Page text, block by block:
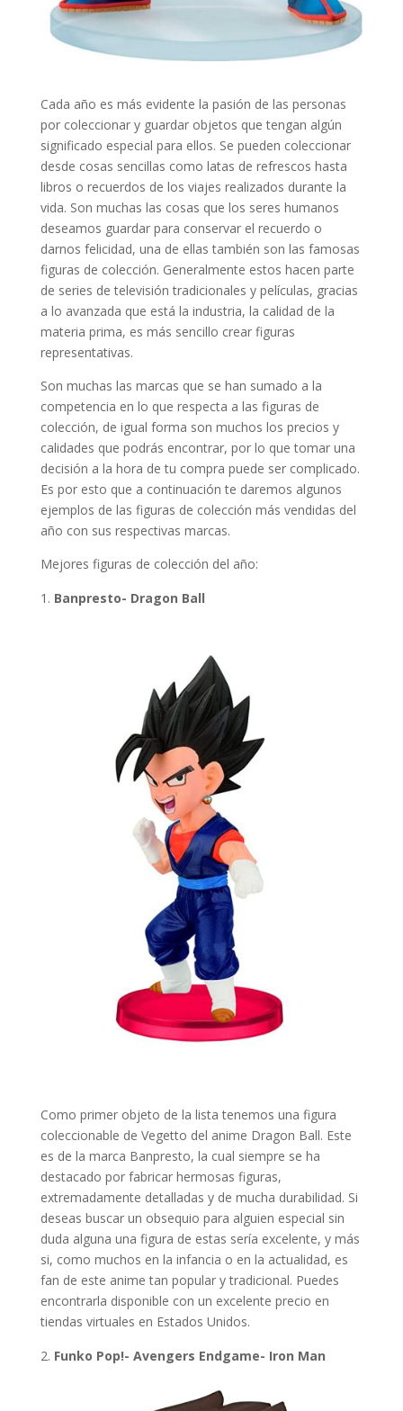
Cada año es más evidente la pasión de las personas
por coleccionar y guardar objetos que tengan algún
significado especial para ellos. Se pueden coleccionar
desde cosas sencillas como latas de refrescos hasta
libros o recuerdos de los viajes realizados durante la
vida. Son muchas las cosas que los seres humanos
deseamos guardar para conservar el recuerdo o
darnos felicidad, una de ellas también son las famosas
figuras de colección. Generalmente estos hacen parte
de series de televisión tradicionales y películas, gracias
a lo avanzada que está la industria, la calidad de la
materia prima, es más sencillo crear figuras
representativas.
Son muchas las marcas que se han sumado a la
competencia en lo que respecta a las figuras de
colección, de igual forma son muchos los precios y
calidades que podrás encontrar, por lo que tomar una
decisión a la hora de tu compra puede ser complicado.
Es por esto que a continuación te daremos algunos
ejemplos de las figuras de colección más vendidas del
año con sus respectivas marcas.
Mejores figuras de colección del año:
Banpresto- Dragon Ball
Como primer objeto de la lista tenemos una figura
coleccionable de Vegetto del anime Dragon Ball. Este
es de la marca Banpresto, la cual siempre se ha
destacado por fabricar hermosas figuras,
extremadamente detalladas y de mucha durabilidad. Si
deseas buscar un obsequio para alguien especial sin
duda alguna una figura de estas sería excelente, y más
si, como muchos en la infancia o en la actualidad, es
fan de este anime tan popular y tradicional. Puedes
encontrarla disponible con un excelente precio en
tiendas virtuales en Estados Unidos.
Funko Pop!- Avengers Endgame- Iron Man